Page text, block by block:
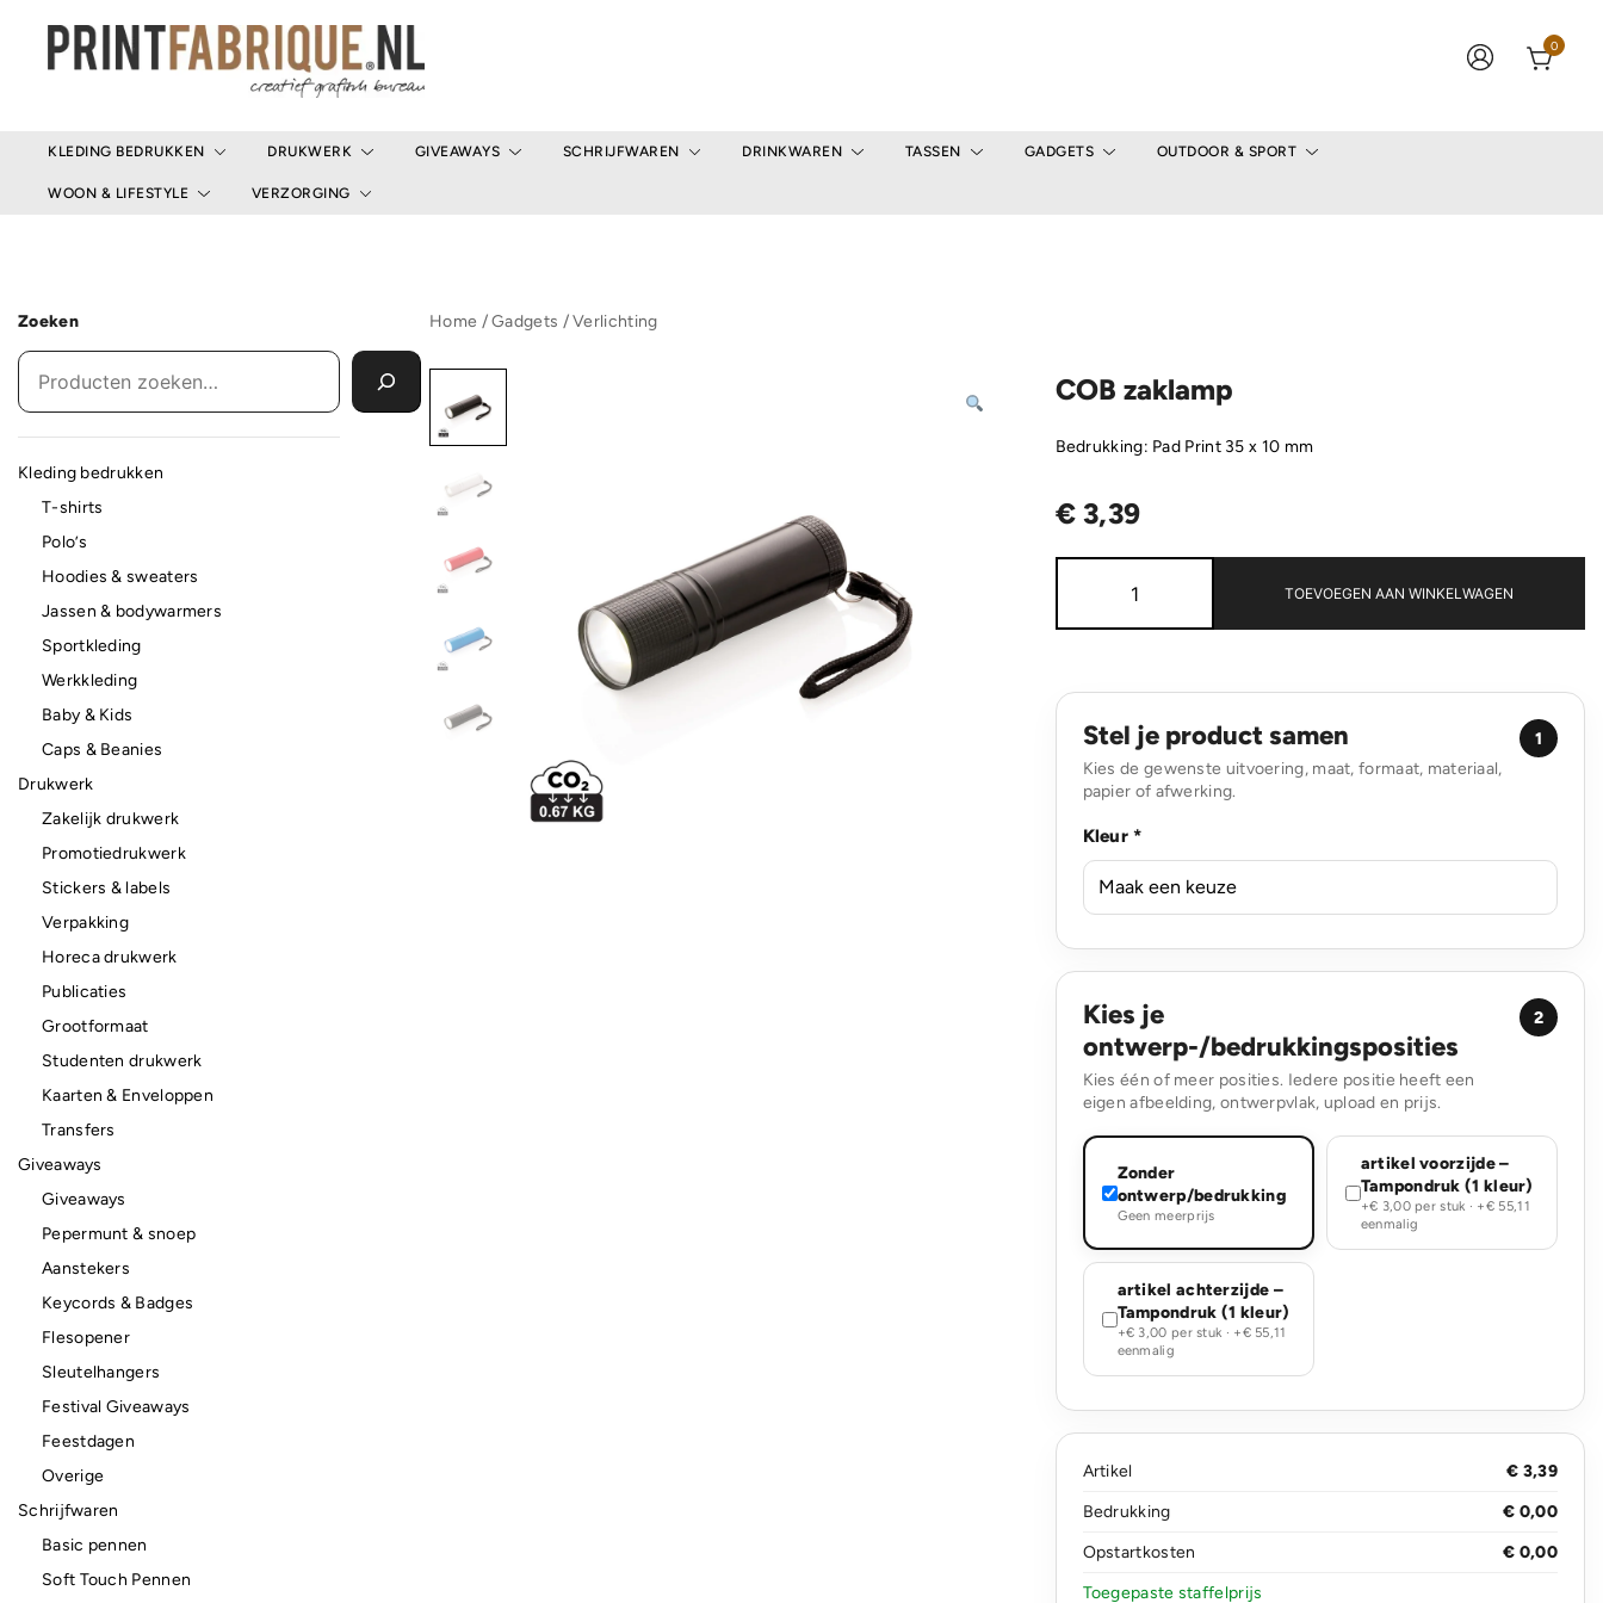
0
KLEDING BEDRUKKEN DRUKWERK GIVEAWAYS SCHRIJFWAREN DRINKWAREN TASSEN GADGETS OUTDOOR & SPORT
WOON & LIFESTYLE VERZORGING
Home /Gadgets /Verlichting
COB zaklamp
Bedrukking: Pad Print 35 x 10 mm
€3,39
zaklamp
TOEVOEGEN AAN WINKELWAGEN
Stel je product samen
Kies de gewenste uitvoering, maat, formaat, materiaal,
papier of afwerking.
1
Kleur *
Kies je
ontwerp-/bedrukkingsposities
Kies één of meer posities. Iedere positie heeft een
eigen afbeelding, ontwerpvlak, upload en prijs.
2
Zonder
ontwerp/bedrukking
Geen meerprijs
artikel voorzijde –
Tampondruk (1 kleur)
+€ 3,00 per stuk · +€ 55,11
eenmalig
artikel achterzijde –
Tampondruk (1 kleur)
+€ 3,00 per stuk · +€ 55,11
eenmalig
Artikel
€ 3,39
Bedrukking
€ 0,00
Opstartkosten
€ 0,00
Toegepaste staffelprijs
Zoeken
Kleding bedrukken
T-shirts
Polo’s
Hoodies & sweaters
Jassen & bodywarmers
Sportkleding
Werkkleding
Baby & Kids
Caps & Beanies
Drukwerk
Zakelijk drukwerk
Promotiedrukwerk
Stickers & labels
Verpakking
Horeca drukwerk
Publicaties
Grootformaat
Studenten drukwerk
Kaarten & Enveloppen
Transfers
Giveaways
Giveaways
Pepermunt & snoep
Aanstekers
Keycords & Badges
Flesopener
Sleutelhangers
Festival Giveaways
Feestdagen
Overige
Schrijfwaren
Basic pennen
Soft Touch Pennen